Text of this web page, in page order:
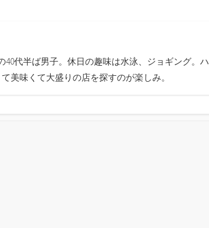
40代半ば男子。休日の趣味は水泳、ジョギング。ハ
美味くて大盛りの店を探すのが楽しみ。